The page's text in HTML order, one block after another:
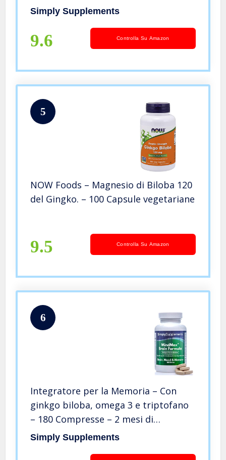
SimplySupplements
Simply Supplements
9.6 Controlla Su Amazon
5
NOW Foods – Magnesio di Biloba 120
del Gingko. – 100 Capsule vegetariane
9.5 Controlla Su Amazon
6
Integratore per la Memoria – Con
ginkgo biloba, omega 3 e triptofano
– 180 Compresse – 2 mesi di
trattamento – SimplySupplements
Simply Supplements